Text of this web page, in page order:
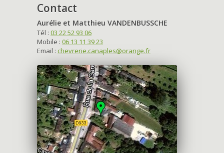
Contact
Aurélie et Matthieu VANDENBUSSCHE
Tél : 03 22 52 93 06
Mobile : 06 13 11 39 23
Email : chevrerie.canaples@orange.fr